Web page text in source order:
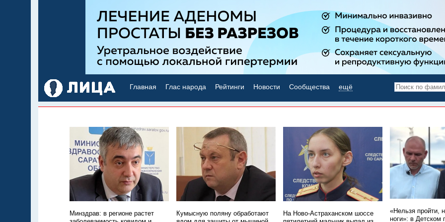
Главная Глас народа Рейтинги Новости Сообщества ещё
Минздрав: в регионе растет
Кумысную поляну обработают
На Ново-Астраханском шоссе
«Нельзя пройти,
ноги»: в Детском